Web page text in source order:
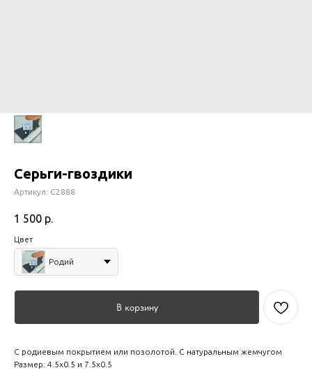
Серьги-гвоздики
Артикул: С2888
1 500 р.
Цвет
Родий
В корзину
С родиевым покрытием или позолотой. С натуральным жемчугом
Размер: 4.5х0.5 и 7.5х0.5